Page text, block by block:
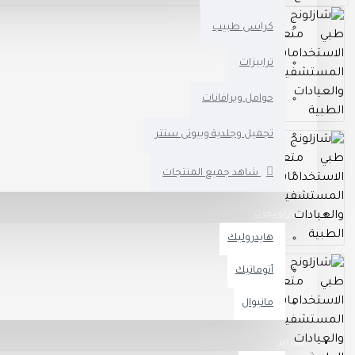
كراسى طبيب
ترابيزات
حوامل وبرافانات
تجميل وجلدية وبيوتى سنتر
شاهد جميع المنتجات
شازلونجات
هايدروليك
أتوماتيك
مانيوال
سراير